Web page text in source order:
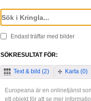
Endast träffar med bilder
SÖKRESULTAT FÖR:
Text & bild (2) Karta (0)
Europeana är en onlinetjänst
ett objekt för att se mer